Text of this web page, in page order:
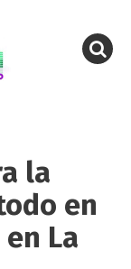
la
en
La